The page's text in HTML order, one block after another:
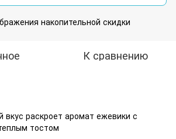
накопительной скидки
К сравнению
вкус раскроет аромат ежевики с
тостом